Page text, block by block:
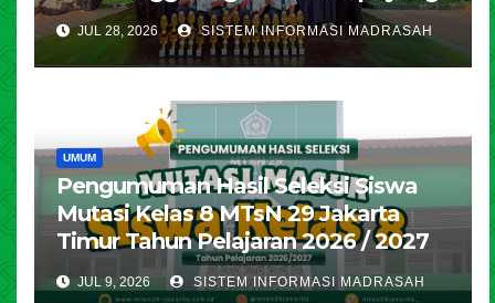
JUL 28, 2026 SISTEM INFORMASI MADRASAH
UMUM
Pengumuman Hasil Seleksi Siswa
Mutasi Kelas 8 MTsN 29 Jakarta
Timur Tahun Pelajaran 2026 / 2027
JUL 9, 2026 SISTEM INFORMASI MADRASAH